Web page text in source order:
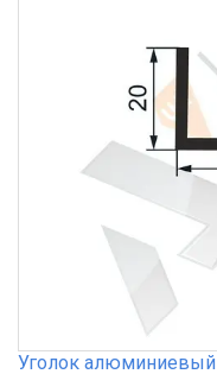
Уголок алюминиевый